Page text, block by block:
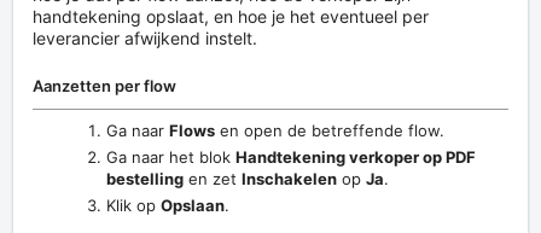
handtekening opslaat, en hoe je het eventueel per
leverancier afwijkend instelt.
Aanzetten per flow
Ga naar Flows en open de betreffende flow.
Ga naar het blok Handtekening verkoper op PDF
bestelling en zet Inschakelen op Ja.
Klik op Opslaan.